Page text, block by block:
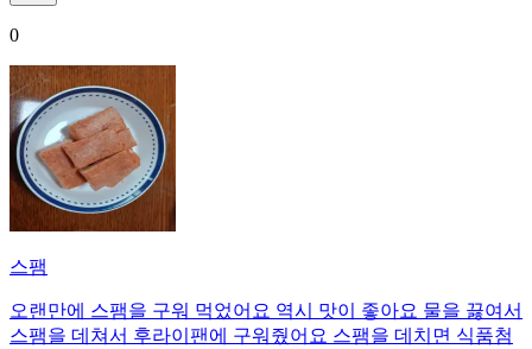
0
스팸
오랜만에 스팸을 구워 먹었어요 역시 맛이 좋아요 물을 끓여서
스팸을 데쳐서 후라이팬에 구워줬어요 스팸을 데치면 식품첨